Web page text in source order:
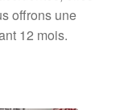
offrons une
12 mois.